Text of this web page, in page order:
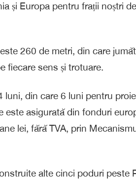
și Europa pentru frații noștri
260 de metri, din care
fiecare sens și trotuare.
din care 6 luni pentru
este asigurată din fonduri
lei, fără TVA, prin
alte cinci poduri peste